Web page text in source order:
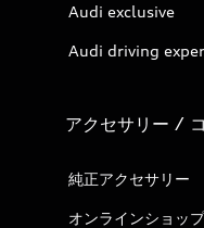
Audi exclusive
Audi driving
アクセサリー /
純正アクセサリー
オンラインショップ